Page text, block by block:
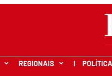
REGIONAIS I POLÍTICA